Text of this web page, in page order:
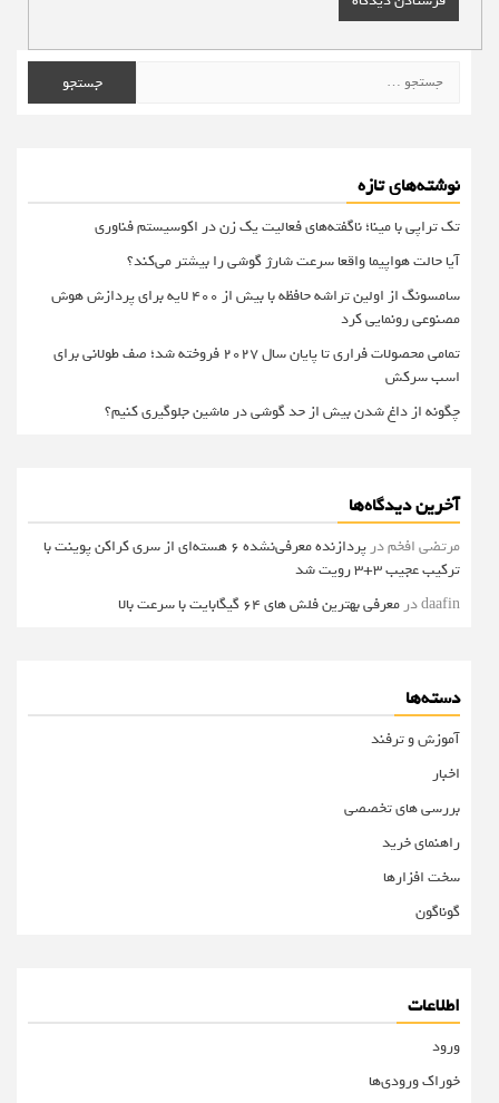
برای:
نوشته‌های تازه
تک تراپی با مینا؛ ناگفته‌های فعالیت یک زن در اکوسیستم فناوری
آیا حالت هواپیما واقعا سرعت شارژ گوشی را بیشتر می‌کند؟
سامسونگ از اولین تراشه حافظه با بیش از ۴۰۰ لایه برای پردازش هوش
مصنوعی رونمایی کرد
تمامی محصولات فراری تا پایان سال ۲۰۲۷ فروخته شد؛ صف طولانی برای
اسب سرکش
چگونه از داغ شدن بیش از حد گوشی در ماشین جلوگیری کنیم؟
آخرین دیدگاه‌ها
مرتضی افخمدر
پردازنده معرفی‌نشده 6 هسته‌ای از سری کراکن پوینت با
ترکیب عجیب 3+3 رویت شد
daafinدرمعرفی بهترین فلش های 64 گیگابایت با سرعت بالا
دسته‌ها
آموزش و ترفند
اخبار
بررسی های تخصصی
راهنمای خرید
سخت افزارها
گوناگون
اطلاعات
ورود
خوراک ورودی‌ها